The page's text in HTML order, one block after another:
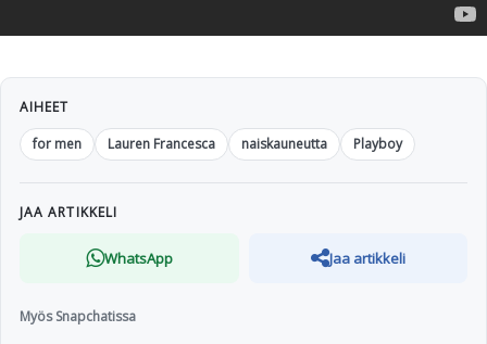
AIHEET
for men
Lauren Francesca naiskauneutta Playboy
JAA ARTIKKELI
WhatsApp Jaa artikkeli
Myös Snapchatissa